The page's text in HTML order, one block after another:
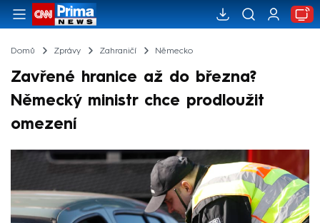
Domů Zprávy Zahraničí Německo
Zavřené hranice až do března?
Německý ministr chce prodloužit
omezení